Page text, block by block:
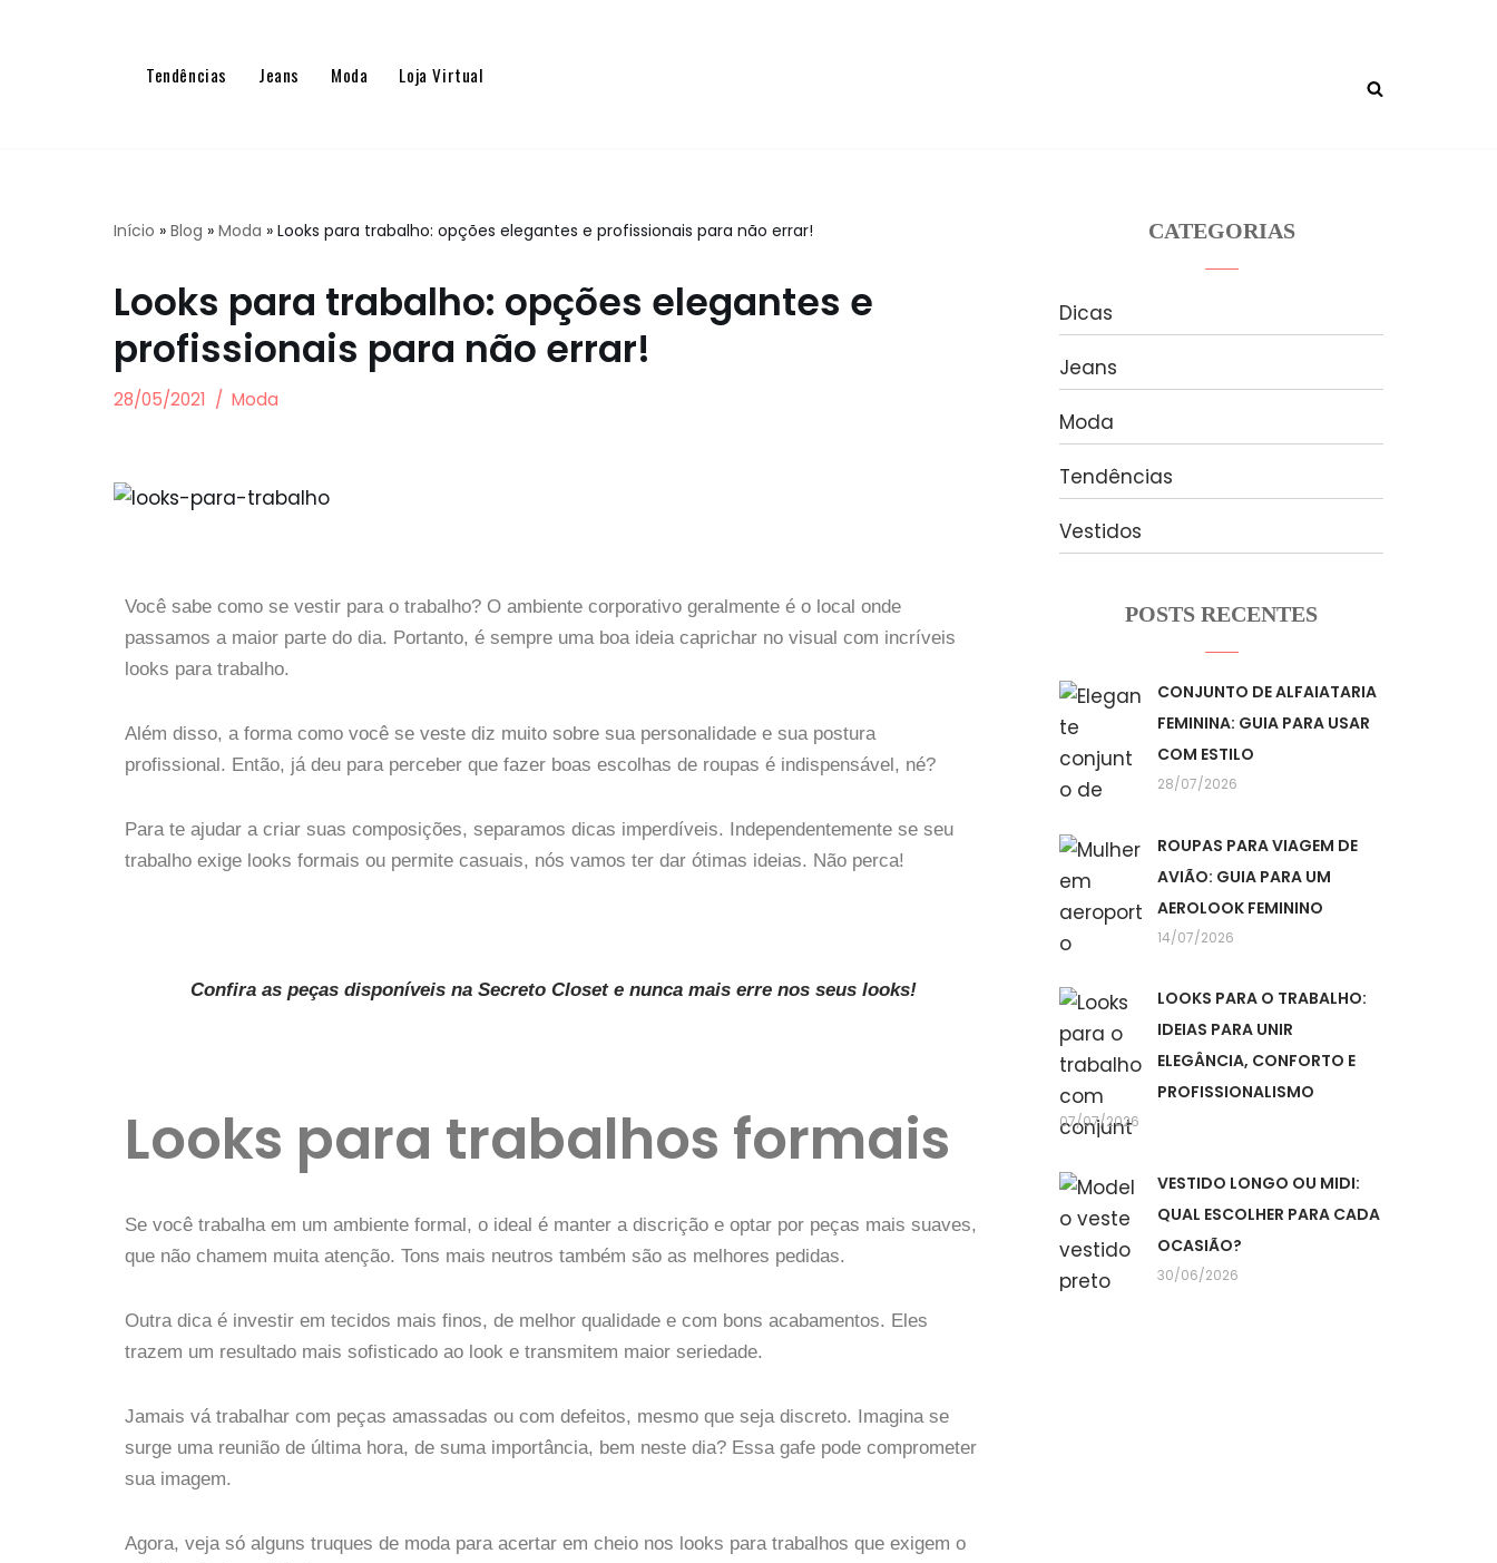
Tendências Jeans Moda Loja Virtual
Início » Blog » Moda » Looks para trabalho: opções elegantes e profissionais para não errar!
Looks para trabalho: opções elegantes e
profissionais para não errar!
28/05/2021 Moda
Você sabe como se vestir para o trabalho? O ambiente corporativo geralmente é o local onde
passamos a maior parte do dia. Portanto, é sempre uma boa ideia caprichar no visual com incríveis
looks para trabalho.
Além disso, a forma como você se veste diz muito sobre sua personalidade e sua postura
profissional. Então, já deu para perceber que fazer boas escolhas de roupas é indispensável, né?
Para te ajudar a criar suas composições, separamos dicas imperdíveis. Independentemente se seu
trabalho exige looks formais ou permite casuais, nós vamos ter dar ótimas ideias. Não perca!
Confira as peças disponíveis na Secreto Closet e nunca mais erre nos seus looks!
Looks para trabalhos formais
Se você trabalha em um ambiente formal, o ideal é manter a discrição e optar por peças mais suaves,
que não chamem muita atenção. Tons mais neutros também são as melhores pedidas.
Outra dica é investir em tecidos mais finos, de melhor qualidade e com bons acabamentos. Eles
trazem um resultado mais sofisticado ao look e transmitem maior seriedade.
Jamais vá trabalhar com peças amassadas ou com defeitos, mesmo que seja discreto. Imagina se
surge uma reunião de última hora, de suma importância, bem neste dia? Essa gafe pode comprometer
sua imagem.
Agora, veja só alguns truques de moda para acertar em cheio nos looks para trabalhos que exigem o
CATEGORIAS
Dicas
Jeans
Moda
Tendências
Vestidos
POSTS RECENTES
CONJUNTO DE ALFAIATARIA
FEMININA: GUIA PARA USAR
COM ESTILO
28/07/2026
ROUPAS PARA VIAGEM DE
AVIÃO: GUIA PARA UM
AEROLOOK FEMININO
14/07/2026
LOOKS PARA O TRABALHO:
IDEIAS PARA UNIR
ELEGÂNCIA, CONFORTO E
PROFISSIONALISMO
07/07/2026
VESTIDO LONGO OU MIDI:
QUAL ESCOLHER PARA CADA
OCASIÃO?
30/06/2026